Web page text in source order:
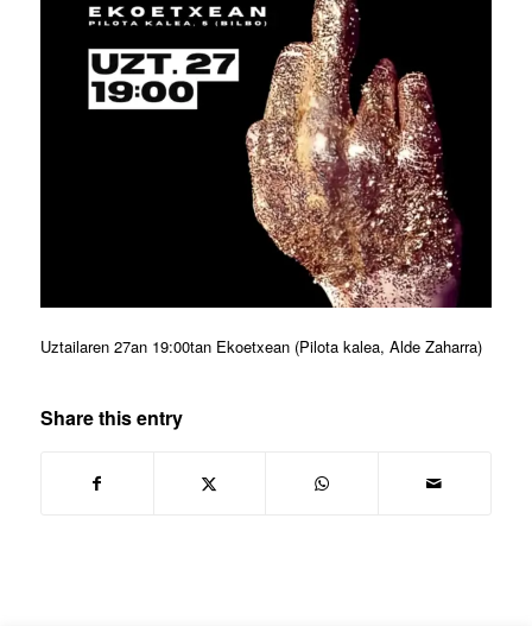
Uztailaren 27an 19:00tan Ekoetxean (Pilota kalea, Alde Zaharra)
Share this entry